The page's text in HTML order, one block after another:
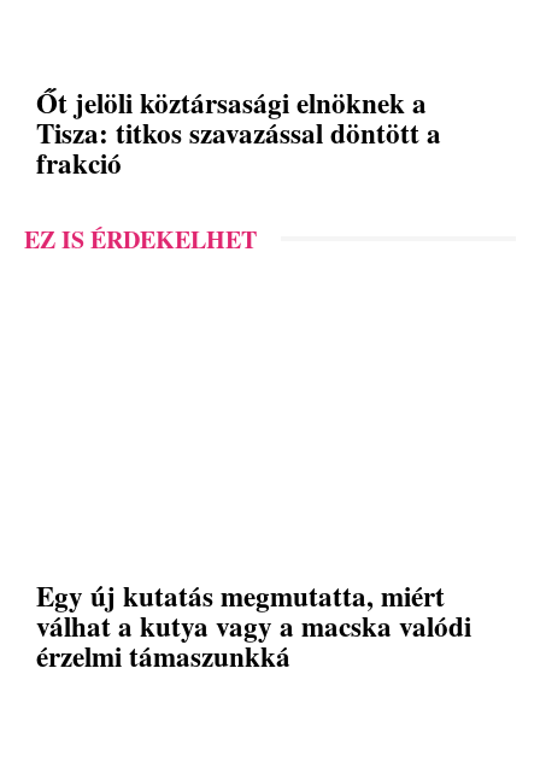
Őt jelöli köztársasági elnöknek a
Tisza: titkos szavazással döntött a
frakció
EZ IS ÉRDEKELHET
Egy új kutatás megmutatta, miért
válhat a kutya vagy a macska valódi
érzelmi támaszunkká